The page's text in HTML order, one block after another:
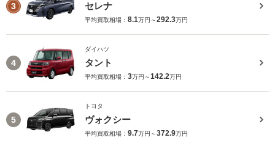
3 セレナ
平均買取相場： 8.1万円～292.3万円
4
ダイハツ
タント
平均買取相場： 3万円～142.2万円
5
トヨタ
ヴォクシー
平均買取相場： 9.7万円～372.9万円